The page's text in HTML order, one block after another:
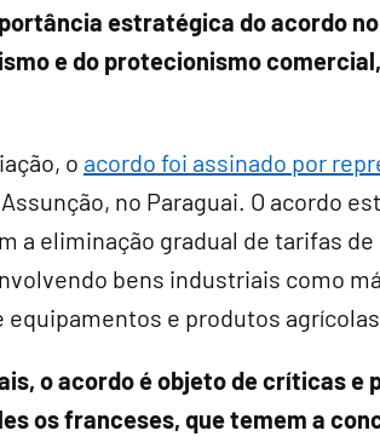
estratégica do acordo
e do protecionismo
o acordo foi assinado por
no Paraguai. O acordo
a eliminação gradual de tarifas
bens industriais como
e produtos
o acordo é objeto de críticas e
os franceses, que temem a